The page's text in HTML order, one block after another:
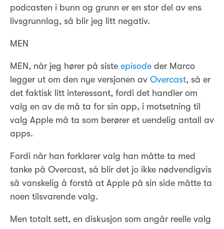
podcasten i bunn og grunn er en stor del av ens
livsgrunnlag, så blir jeg litt negativ.
MEN
MEN, når jeg hører på siste episode der Marco
legger ut om den nye versjonen av Overcast, så er
det faktisk litt interessant, fordi det handler om
valg en av de må ta for sin app, i motsetning til
valg Apple må ta som berører et uendelig antall av
apps.
Fordi når han forklarer valg han måtte ta med
tanke på Overcast, så blir det jo ikke nødvendigvis
så vanskelig å forstå at Apple på sin side måtte ta
noen tilsvarende valg.
Men totalt sett, en diskusjon som angår reelle valg